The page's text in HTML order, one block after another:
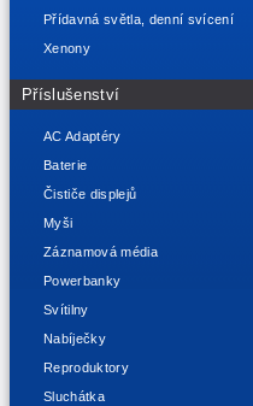
Přídavná světla, denní svícení
Xenony
Příslušenství
AC Adaptéry
Baterie
Čističe displejů
Myši
Záznamová média
Powerbanky
Svítilny
Nabíječky
Reproduktory
Sluchátka